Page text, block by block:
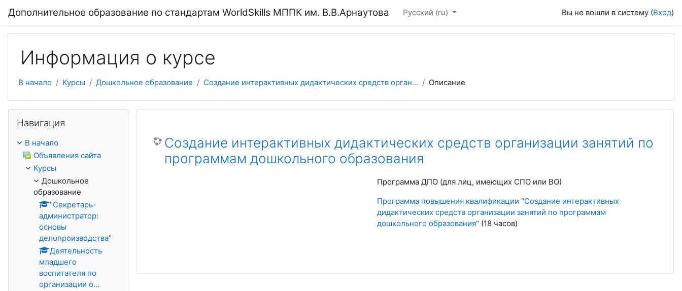
Дополнительное образование по стандартам WorldSkills МППК им. В.В.Арнаутова Русский ‎(ru)‎ Вы не вошли в систему (Вход)
Информация о курсе
В начало Курсы Дошкольное образование Создание интерактивных дидактических средств орган... Описание
Создание интерактивных дидактических средств организации занятий по
программам дошкольного образования
Программа ДПО (для лиц, имеющих СПО или ВО)
Программа повышения квалификации "Создание интерактивных
дидактических средств организации занятий по программам
дошкольного образования" (18 часов)
Навигация
В начало
Объявления сайта
Курсы
Дошкольное
образование
"Секретарь-
администратор:
основы
делопроизводства"
Деятельность
младшего
воспитателя по
организации о...